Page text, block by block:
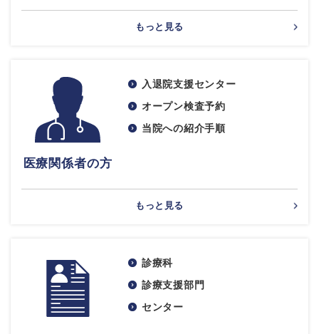
もっと見る
医療関係者の方
入退院支援センター
オープン検査予約
当院への紹介手順
もっと見る
診療科
診療支援部門
センター